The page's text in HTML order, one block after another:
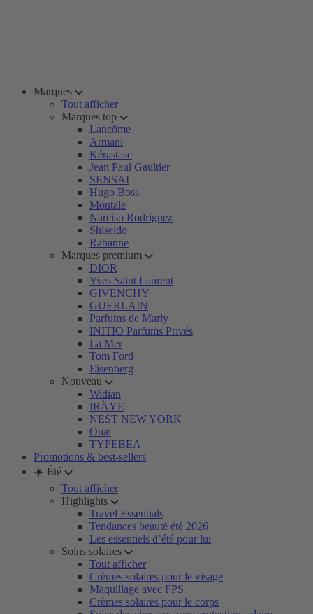
Marques
Tout afficher
Marques top
Lancôme
Armani
Kérastase
Jean Paul Gaultier
SENSAI
Hugo Boss
Montale
Narciso Rodriguez
Shiseido
Rabanne
Marques premium
DIOR
Yves Saint Laurent
GIVENCHY
GUERLAIN
Parfums de Marly
INITIO Parfums Privés
La Mer
Tom Ford
Eisenberg
Nouveau
Widian
IRÄYE
NEST NEW YORK
Ouai
TYPEBEA
Promotions & best-sellers
☀️ Été
Tout afficher
Highlights
Travel Essentials
Tendances beauté été 2026
Les essentiels d’été pour lui
Soins solaires
Tout afficher
Crèmes solaires pour le visage
Maquillage avec FPS
Crèmes solaires pour le corps